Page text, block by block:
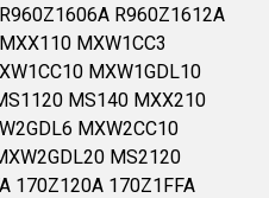
R960Z1612A
MXW1CC3
MXW1GDL10
MS140 MXX210
MXW2CC10
MS2120
170Z120A 170Z1FFA